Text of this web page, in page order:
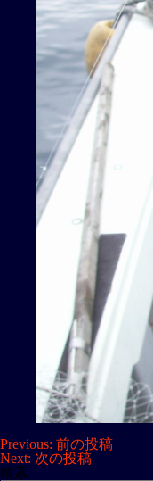
投
稿
Previous: 前の投稿
Next: 次の投稿
検索